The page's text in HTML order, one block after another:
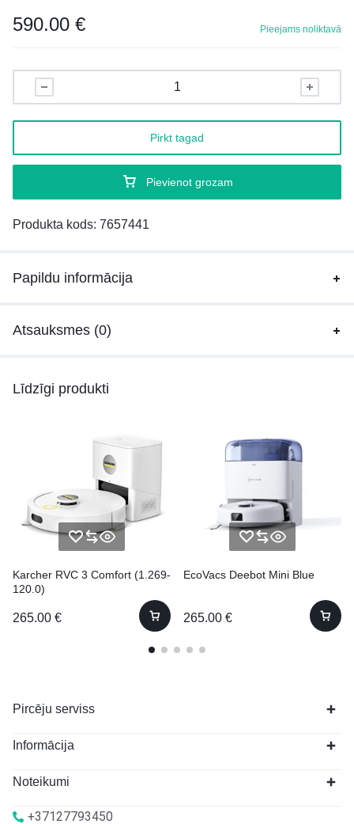
590.00 € Pieejams noliktavā
Pievienot grozam
Pirkt tagad
Produkta kods: 7657441
Papildu informācija
Atsauksmes (0)
Līdzīgi produkti
Karcher RVC 3 Comfort (1.269-
120.0)
265.00 €
EcoVacs Deebot Mini Blue
265.00 €
Pircēju serviss
Informācija
Noteikumi
+37127793450